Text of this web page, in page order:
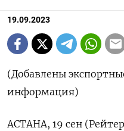
19.09.2023
(Добавлены
информация)
АСТАНА, 19 сен